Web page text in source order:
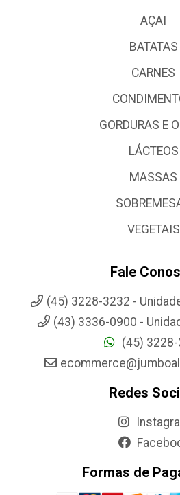
AÇAI
BATATAS
CARNES
GORDURAS E
LÁCTEOS
MASSAS
VEGETAIS
Fale
(45) 3228-3232 -
(43) 3336-0900 -
(45)
Redes
Formas de